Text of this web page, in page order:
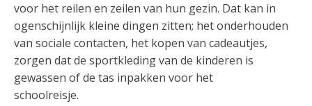
voor het reilen en zeilen van hun gezin. Dat kan in
ogenschijnlijk kleine dingen zitten; het onderhouden
van sociale contacten, het kopen van cadeautjes,
zorgen dat de sportkleding van de kinderen is
gewassen of de tas inpakken voor het
schoolreisje.